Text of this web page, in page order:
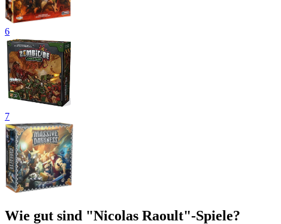
6
7
Wie gut sind "Nicolas Raoult"-Spiele?